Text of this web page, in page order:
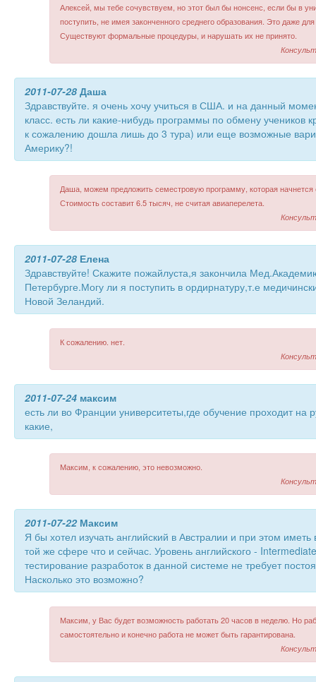
Алексей, мы тебе сочувствуем, но этот был бы нонсенс, если бы в
поступить, не имея законченного среднего образования. Это даже
Существуют формальные процедуры, и нарушать их не принято.
2011-07-28 Даша
Здравствуйте. я очень хочу учиться в США. и на данный
класс. есть ли какие-нибудь программы по обмену учеников
к сожалению дошла лишь до 3 тура) или еще возможные
Америку?!
Даша, можем предложить семестровую программу, которая начнется
Стоимость составит 6.5 тысяч, не считая авиаперелета.
2011-07-28 Елена
Здравствуйте! Скажите пожайлуста,я закончила
Петербурге.Могу ли я поступить в ордирнатуру,т.е
Новой Зеландий.
К сожалению. нет.
2011-07-24 максим
есть ли во Франции университеты,где обучение проходит на
какие,
Максим, к сожалению, это невозможно.
2011-07-22Максим
Я бы хотел изучать английский в Австралии и при этом иметь
той же сфере что и сейчас. Уровень английского -
тестирование разработок в данной системе не требует
Насколько это возможно?
Максим, у Вас будет возможность работать 20 часов в неделю. Но
самостоятельно и конечно работа не может быть гарантирована.